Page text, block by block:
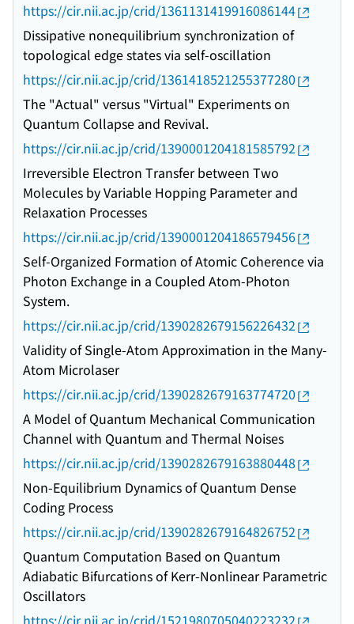
https://cir.nii.ac.jp/crid/1361131419916086144
Dissipative nonequilibrium synchronization of
topological edge states via self-oscillation
https://cir.nii.ac.jp/crid/1361418521255377280
The "Actual" versus "Virtual" Experiments on
Quantum Collapse and Revival.
https://cir.nii.ac.jp/crid/1390001204181585792
Irreversible Electron Transfer between Two
Molecules by Variable Hopping Parameter and
Relaxation Processes
https://cir.nii.ac.jp/crid/1390001204186579456
Self-Organized Formation of Atomic Coherence via
Photon Exchange in a Coupled Atom-Photon
System.
https://cir.nii.ac.jp/crid/1390282679156226432
Validity of Single-Atom Approximation in the Many-
Atom Microlaser
https://cir.nii.ac.jp/crid/1390282679163774720
A Model of Quantum Mechanical Communication
Channel with Quantum and Thermal Noises
https://cir.nii.ac.jp/crid/1390282679163880448
Non-Equilibrium Dynamics of Quantum Dense
Coding Process
https://cir.nii.ac.jp/crid/1390282679164826752
Quantum Computation Based on Quantum
Adiabatic Bifurcations of Kerr-Nonlinear Parametric
Oscillators
https://cir.nii.ac.jp/crid/1521980705040223232